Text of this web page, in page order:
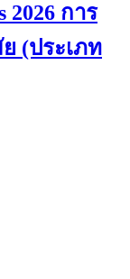
2026 การ
(ประเภท